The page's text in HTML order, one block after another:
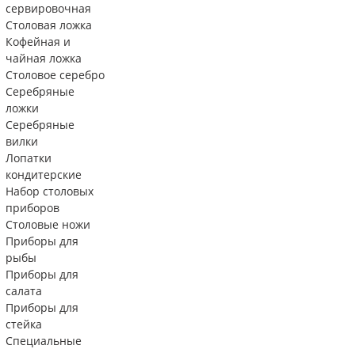
сервировочная
Столовая ложка
Кофейная и
чайная ложка
Столовое серебро
Серебряные
ложки
Серебряные
вилки
Лопатки
кондитерские
Набор столовых
приборов
Столовые ножи
Приборы для
рыбы
Приборы для
салата
Приборы для
стейка
Специальные